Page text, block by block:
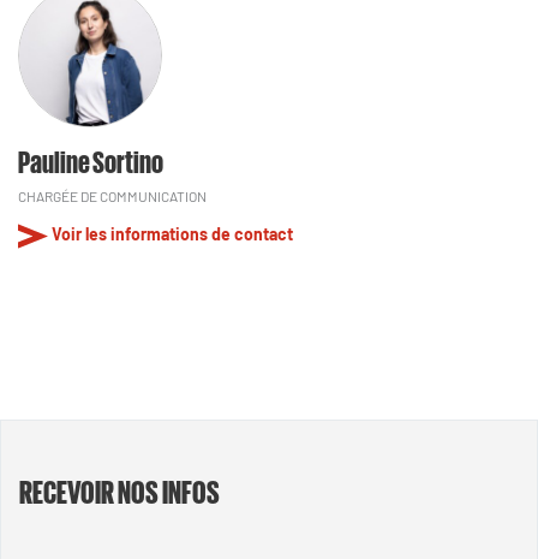
Pauline Sortino
CHARGÉE DE COMMUNICATION
Voir les informations de contact
RECEVOIR NOS INFOS